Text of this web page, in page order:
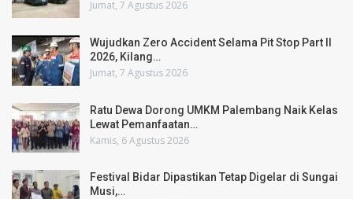
Jumat, 7 Agustus 2026
Wujudkan Zero Accident Selama Pit Stop Part II
2026, Kilang…
Jumat, 7 Agustus 2026
Ratu Dewa Dorong UMKM Palembang Naik Kelas
Lewat Pemanfaatan…
Kamis, 6 Agustus 2026
Festival Bidar Dipastikan Tetap Digelar di Sungai
Musi,…